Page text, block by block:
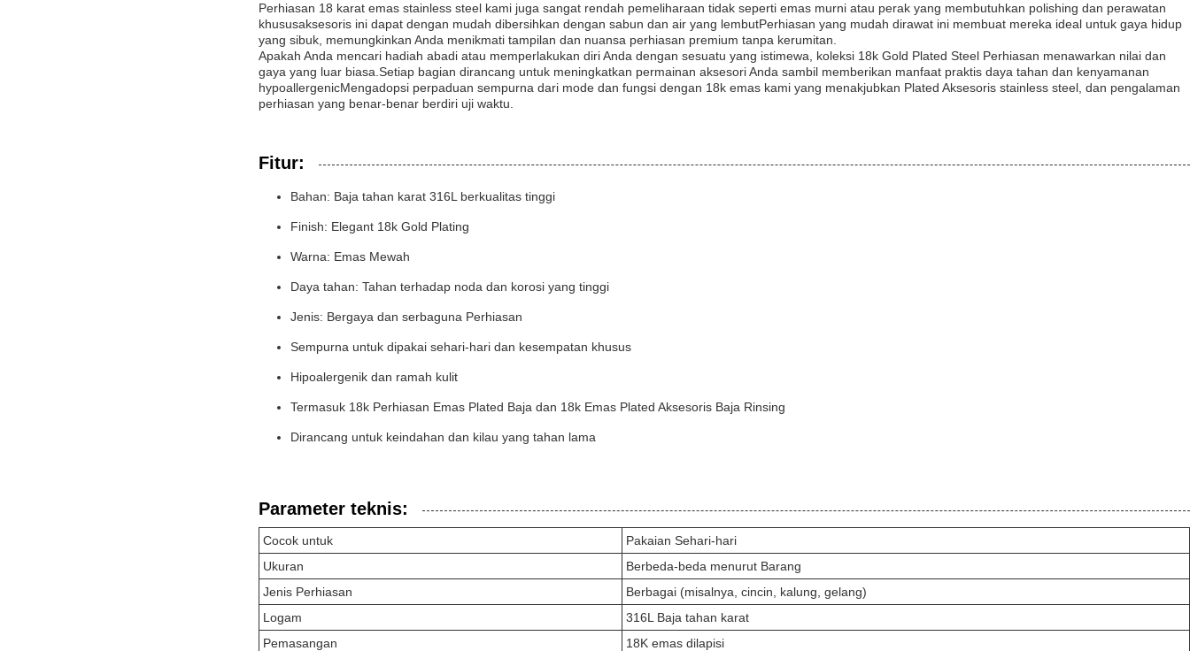
Perhiasan 18 karat emas stainless steel kami juga sangat rendah pemeliharaan tidak seperti emas murni atau perak yang membutuhkan polishing dan perawatan
khususaksesoris ini dapat dengan mudah dibersihkan dengan sabun dan air yang lembutPerhiasan yang mudah dirawat ini membuat mereka ideal untuk gaya hidup
yang sibuk, memungkinkan Anda menikmati tampilan dan nuansa perhiasan premium tanpa kerumitan.
Apakah Anda mencari hadiah abadi atau memperlakukan diri Anda dengan sesuatu yang istimewa, koleksi 18k Gold Plated Steel Perhiasan menawarkan nilai dan
gaya yang luar biasa.Setiap bagian dirancang untuk meningkatkan permainan aksesori Anda sambil memberikan manfaat praktis daya tahan dan kenyamanan
hypoallergenicMengadopsi perpaduan sempurna dari mode dan fungsi dengan 18k emas kami yang menakjubkan Plated Aksesoris stainless steel, dan pengalaman
perhiasan yang benar-benar berdiri uji waktu.
Fitur:
Bahan: Baja tahan karat 316L berkualitas tinggi
Finish: Elegant 18k Gold Plating
Warna: Emas Mewah
Daya tahan: Tahan terhadap noda dan korosi yang tinggi
Jenis: Bergaya dan serbaguna Perhiasan
Sempurna untuk dipakai sehari-hari dan kesempatan khusus
Hipoalergenik dan ramah kulit
Termasuk 18k Perhiasan Emas Plated Baja dan 18k Emas Plated Aksesoris Baja Rinsing
Dirancang untuk keindahan dan kilau yang tahan lama
Parameter teknis:
Cocok untuk
Pakaian Sehari-hari
Ukuran
Berbeda-beda menurut Barang
Jenis Perhiasan
Berbagai (misalnya, cincin, kalung, gelang)
Logam
316L Baja tahan karat
Pemasangan
18K emas dilapisi